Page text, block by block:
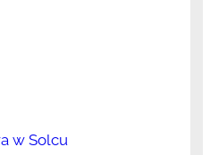
w Solcu